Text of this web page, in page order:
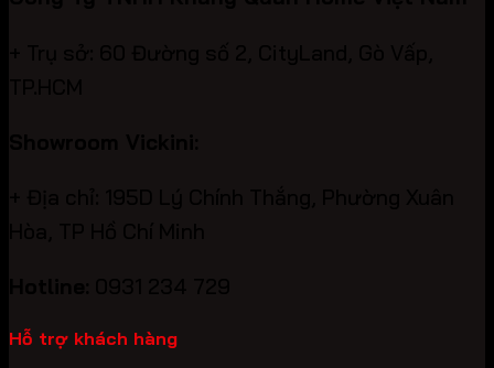
Hỗ trợ khách hàng